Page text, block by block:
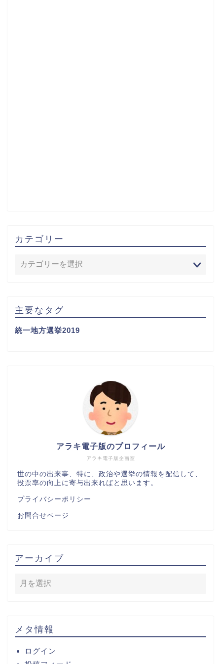
カテゴリー
主要なタグ
統一地方選挙2019
アラキ電子版企画室
アラキ電子版のプロフィール
世の中の出来事、特に、政治や選挙の情報を配信して、
投票率の向上に寄与出来ればと思います。
プライバシーポリシー
お問合せページ
アーカイブ
メタ情報
ログイン